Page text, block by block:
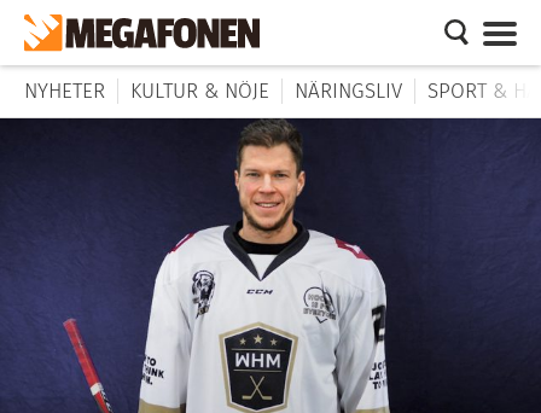
NYHETER KULTUR & NÖJE NÄRINGSLIV SPORT &